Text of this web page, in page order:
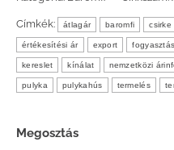
Címkék: átlagár baromfi csirke
értékesítési ár export fogyasztás
kereslet kínálat nemzetközi
pulyka pulykahús termelés
Megosztás